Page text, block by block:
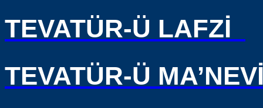
TEVATÜR-Ü LAFZİ
TEVATÜR-Ü